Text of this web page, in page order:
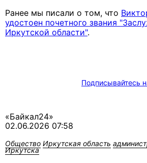
Ранее мы писали о том, что
удостоен почетного звания
Иркутской области".
Подписывайтесь
«Байкал24»
02.06.2026 07:58
Общество Иркутская область
Иркутска